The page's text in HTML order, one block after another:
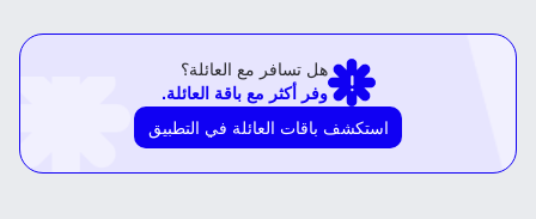
هل تسافر مع العائلة؟
وفر أكثر مع باقة العائلة.
استكشف باقات العائلة في التطبيق